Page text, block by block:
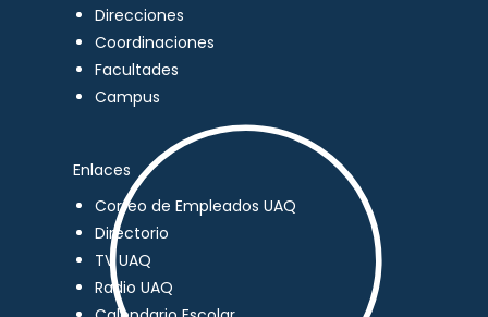
Direcciones
Coordinaciones
Facultades
Campus
Enlaces
Correo de Empleados UAQ
Directorio
TV UAQ
Radio UAQ